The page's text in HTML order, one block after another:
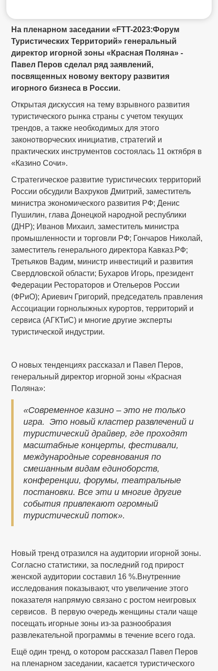
На пленарном заседании «FTT-2023:Форум
Туристических Территорий» генеральный
директор игорной зоны «Красная Поляна» -
Павел Перов сделал ряд заявлений,
посвященных новому вектору развития
игорного бизнеса в России.
Открытая дискуссия на тему взрывного развития
туристического рынка страны с учетом текущих
трендов, а также необходимых для этого
законотворческих инициатив, стратегий и
практических инструментов состоялась 11 октября в
«Казино Сочи».
Стратегическое развитие туристических территорий
России обсудили Вахруков Дмитрий, заместитель
министра экономического развития РФ; Денис
Пушилин, глава Донецкой народной республики
(ДНР); Иванов Михаил, заместитель министра
промышленности и торговли РФ; Гончаров Николай,
заместитель генерального директора Кавказ.РФ;
Третьяков Вадим, министр инвестиций и развития
Свердловской области; Бухаров Игорь, президент
Федерации Рестораторов и Отельеров России
(ФРиО); Ариевич Григорий, председатель правления
Ассоциации горнолыжных курортов, территорий и
сервиса (АГКТиС) и многие другие эксперты
туристической индустрии.
О новых тенденциях рассказал и Павел Перов,
генеральный директор игорной зоны «Красная
Поляна»:
«Современное казино – это не только
игра. Это новый кластер развлечений и
туристический драйвер, где проходят
масштабные концерты, фестивали,
международные соревнования по
смешанным видам единоборств,
конференции, форумы, театральные
постановки. Все эти и многие другие
события привлекают огромный
туристический поток».
Новый тренд отразился на аудитории игорной зоны.
Согласно статистики, за последний год прирост
женской аудитории составил 16 %.Внутренние
исследования показывают, что увеличение этого
показателя напрямую связано с ростом неигровых
сервисов. В первую очередь женщины стали чаще
посещать игорные зоны из-за разнообразия
развлекательной программы в течение всего года.
Ещё один тренд, о котором рассказал Павел Перов
на пленарном заседании, касается туристического